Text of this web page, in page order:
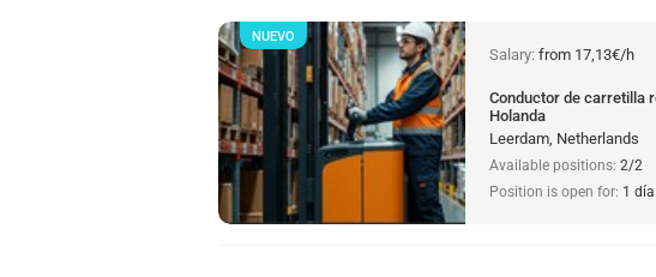
Salary: from 17,13€/h
Conductor de carretilla
Holanda
Leerdam, Netherlands
Available positions: 2/2
Position is open for: 1 día
NUEVO